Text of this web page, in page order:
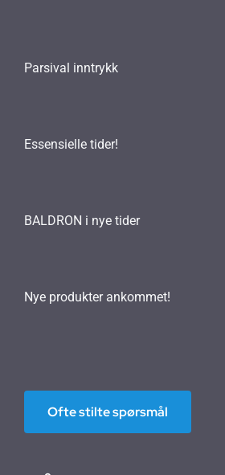
Parsival inntrykk
Essensielle tider!
BALDRON i nye tider
Nye produkter ankommet!
Ofte stilte spørsmål